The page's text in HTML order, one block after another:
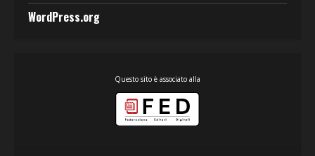
WordPress.org
Questo sito è associato alla